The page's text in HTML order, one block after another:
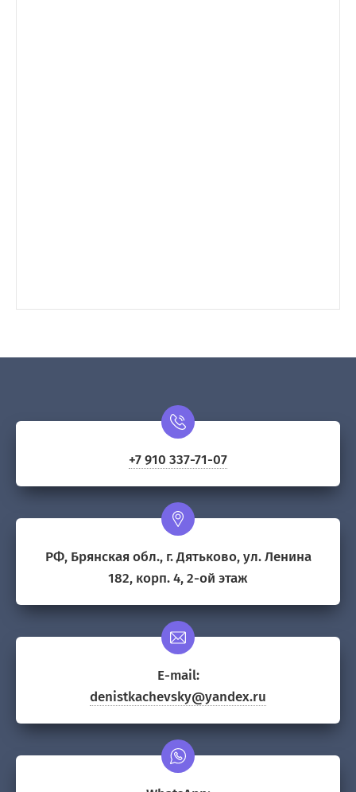
+7 910 337-71-07
РФ, Брянская обл., г. Дятьково, ул. Ленина
182, корп. 4, 2-ой этаж
E-mail:
denistkachevsky@yandex.ru